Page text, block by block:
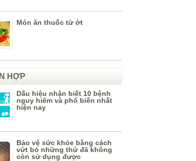
Món ăn thuốc từ ớt
HỢP
Dấu hiệu nhận biết 10 bệnh
nguy hiểm và phổ biến nhất
hiện nay
Bảo vệ sức khỏe bằng cách
vứt bỏ những thứ đã không
còn sử dụng được